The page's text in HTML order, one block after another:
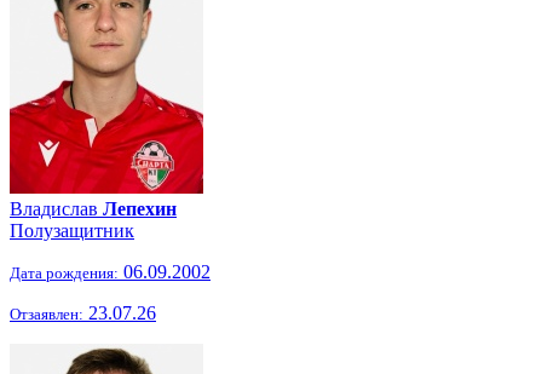
Владислав Лепехин
Полузащитник
Дата рождения: 06.09.2002
Отзаявлен: 23.07.26